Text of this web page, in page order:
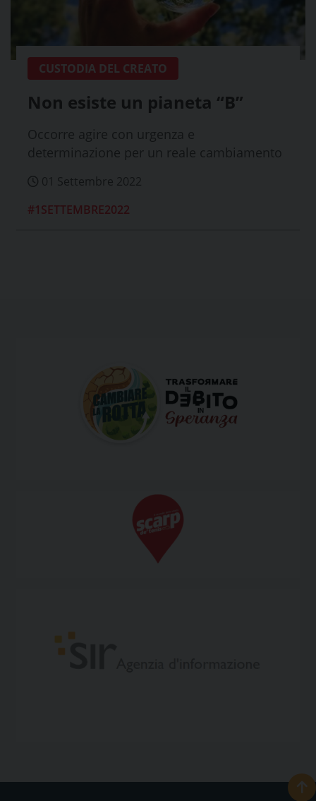
CUSTODIA DEL CREATO
Non esiste un pianeta “B”
Occorre agire con urgenza e
determinazione per un reale cambiamento
01 Settembre 2022
#1SETTEMBRE2022